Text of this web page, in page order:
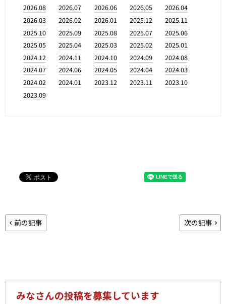
2026.08 2026.07 2026.06 2026.05
2026.04
2026.03
2026.02 2026.01 2025.12
2025.11
2025.10
2025.09 2025.08 2025.07
2025.06
2025.05
2025.04 2025.03 2025.02
2025.01
2024.12
2024.11 2024.10 2024.09
2024.08
2024.07
2024.06 2024.05 2024.04
2024.03
2024.02
2024.01 2023.12 2023.11
2023.10
2023.09
前の記事 次の記事
みなさんの投稿を募集しています